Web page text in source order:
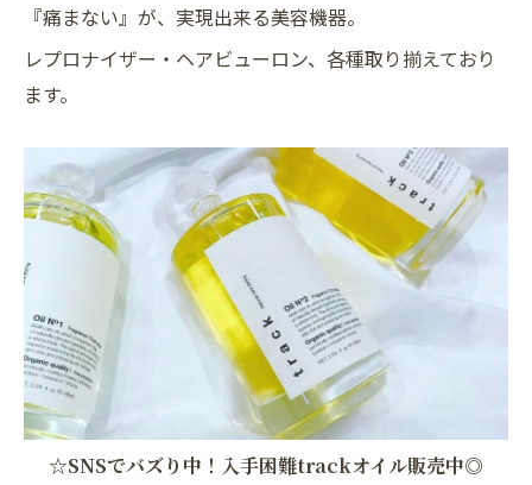
『痛まない』が、実現出来る美容機器。
レプロナイザー・ヘアビューロン、各種取り揃えており
ます。
☆SNSでバズり中！入手困難trackオイル販売中◎